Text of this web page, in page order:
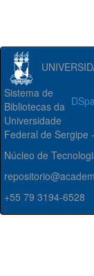
Sistema de
Bibliotecas da
Universidade
Federal de Sergipe
Núcleo de
+55 79 3194-6528